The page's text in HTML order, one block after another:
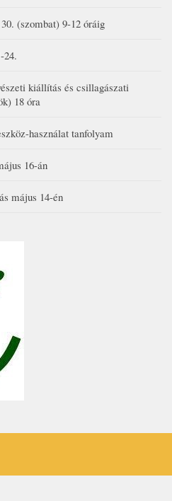
(szombat) 9-12 óráig
24.
kiállítás és csillagászati
18 óra
használat tanfolyam
16-án
május 14-én